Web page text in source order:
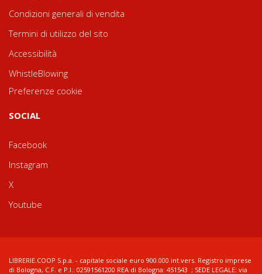
Condizioni generali di vendita
Termini di utilizzo del sito
Accessibilità
WhistleBlowing
Preferenze cookie
SOCIAL
Facebook
Instagram
X
Youtube
LIBRERIE.COOP S.p.a. - capitale sociale euro 900.000 int.vers. Registro imprese
di Bologna, C.F. e P.I.: 02591561200 REA di Bologna: 451543 ; SEDE LEGALE: via